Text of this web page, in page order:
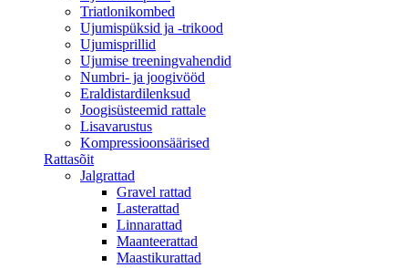
Triatlonikombed
Ujumispüksid ja -trikood
Ujumisprillid
Ujumise treeningvahendid
Numbri- ja joogivööd
Eraldistardilenksud
Joogisüsteemid rattale
Lisavarustus
Kompressioonsäärised
Rattasõit
Jalgrattad
Gravel rattad
Lasterattad
Linnarattad
Maanteerattad
Maastikurattad